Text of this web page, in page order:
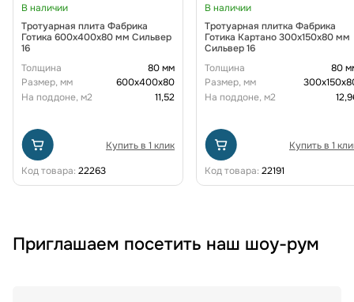
В наличии
Тротуарная плита Фабрика
Готика 600х400х80 мм Сильвер
16
Толщина
80 мм
Размер, мм
600х400х80
На поддоне, м2
11,52
Купить в 1 клик
Код товара: 22263
В наличии
Тротуарная плитка Фабрика
Готика Картано 300х150х80 мм
Сильвер 16
Толщина
80
Размер, мм
На поддоне, м2
Купить в 1
Код товара: 22191
Приглашаем посетить наш шоу-рум